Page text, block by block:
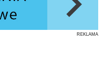
REKLAMA